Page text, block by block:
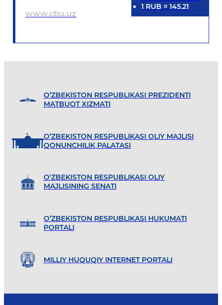
www.cbu.uz
1 RUB = 145.21
O’ZBEKISTON RESPUBLIKASI PREZIDENTI
MATBUOT XIZMATI
O’ZBEKISTON RESPUBLIKASI OLIY MAJLISI
QONUNCHILIK PALATASI
O'ZBEKISTON RESPUBLIKASI OLIY
MAJLISINING SENATI
O’ZBEKISTON RESPUBLIKASI HUKUMATI
PORTALI
MILLIY HUQUQIY INTERNET PORTALI